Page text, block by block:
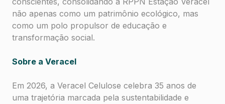
não apenas como um patrimônio ecológico, mas
como um polo propulsor de educação e
transformação social.
Sobre a Veracel
Em 2026, a Veracel Celulose celebra 35 anos de
uma trajetória marcada pela sustentabilidade e